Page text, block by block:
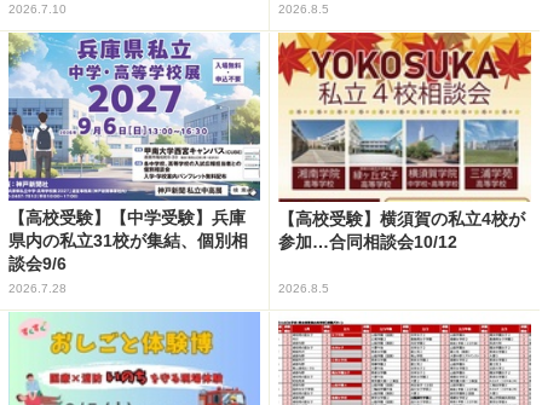
2026.7.10 2026.8.5
【高校受験】【中学受験】兵庫
県内の私立31校が集結、個別相
談会9/6
2026.7.28
【高校受験】横須賀の私立4校が
参加…合同相談会10/12
2026.8.5